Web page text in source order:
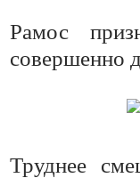
Рамос
совершенно
Труднее